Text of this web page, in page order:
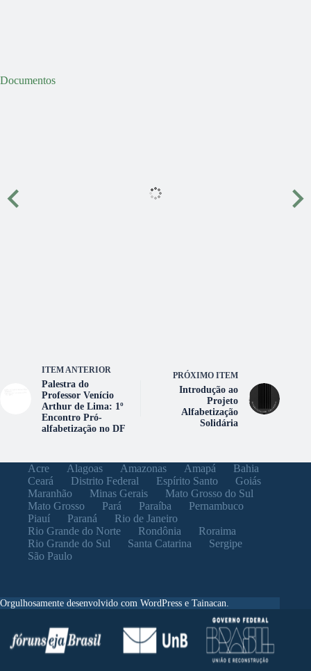
Documentos
ITEM ANTERIOR
Palestra do
Professor Venício
Arthur de Lima: 1º
Encontro Pró-
alfabetização no DF
PRÓXIMO ITEM
Introdução ao
Projeto
Alfabetização
Solidária
Acre Alagoas Amazonas Amapá
Bahia
Ceará
Distrito Federal Espírito Santo
Goiás
Maranhão
Minas Gerais
Mato Grosso do Sul
Mato Grosso
Pará Paraíba
Pernambuco
Piauí
Paraná
Rio de Janeiro
Rio Grande do Norte
Rondônia
Roraima
Rio Grande do Sul
Santa Catarina
Sergipe
São Paulo
Orgulhosamente desenvolvido com WordPress e Tainacan.